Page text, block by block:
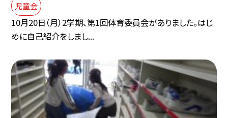
児童会
10月20日（月）2学期、第1回体育委員会がありました。はじ
めに自己紹介をしまし...